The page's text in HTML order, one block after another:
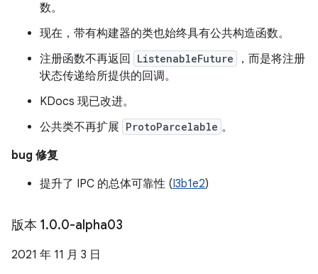
数。
现在，带有构建器的类也始终具有公共构造函数。
注册函数不再返回
ListenableFuture
，而是将注册
状态传递给所提供的回调。
KDocs 现已改进。
公共类不再扩展 ProtoParcelable 。
bug 修复
提升了 IPC 的总体可靠性 (I3b1e2)
版本 1.0.0-alpha03
2021 年 11 月 3 日